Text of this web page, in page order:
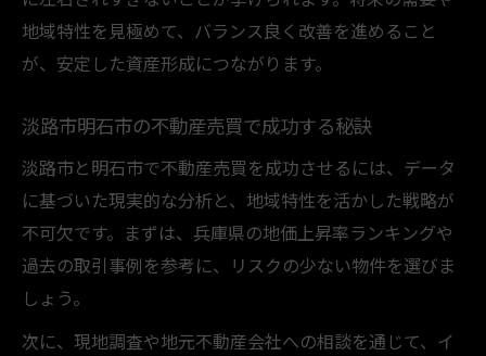
地域特性を見極めて、バランス良く改善を進めること
が、安定した資産形成につながります。
淡路市明石市の不動産売買で成功する秘訣
淡路市と明石市で不動産売買を成功させるには、データ
に基づいた現実的な分析と、地域特性を活かした戦略が
不可欠です。まずは、兵庫県の地価上昇率ランキングや
過去の取引事例を参考に、リスクの少ない物件を選びま
しょう。
次に、現地調査や地元不動産会社への相談を通じて、イ